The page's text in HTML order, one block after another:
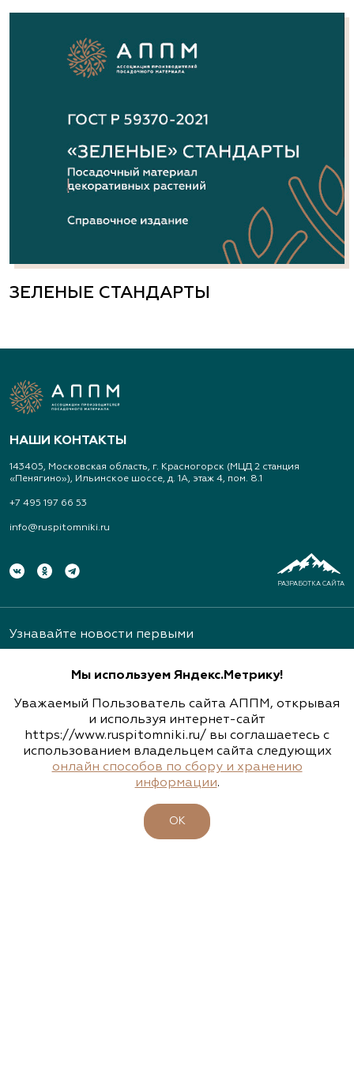
ЗЕЛЕНЫЕ СТАНДАРТЫ
НАШИ КОНТАКТЫ
143405, Московская область, г. Красногорск (МЦД 2 станция
«Пенягино»), Ильинское шоссе, д. 1А, этаж 4, пом. 8.1
+7 495 197 66 53
info@ruspitomniki.ru
РАЗРАБОТКА САЙТА
Узнавайте новости первыми
Подписаться
Мы используем Яндекс.Метрику!
Уважаемый Пользователь сайта АППМ, открывая
и используя интернет-сайт
https://www.ruspitomniki.ru/ вы соглашаетесь с
использованием владельцем сайта следующих
онлайн способов по сбору и хранению
информации.
ОК